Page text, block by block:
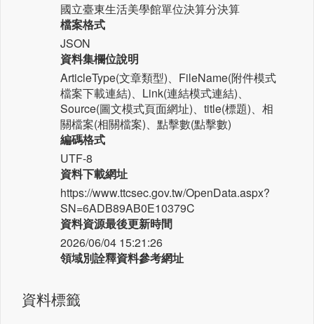
國立臺東生活美學館單位決算分決算
檔案格式
JSON
資料集欄位說明
ArticleType(文章類型)、FileName(附件模式
檔案下載連結)、Link(連結模式連結)、
Source(圖文模式頁面網址)、title(標題)、相
關檔案(相關檔案)、點擊數(點擊數)
編碼格式
UTF-8
資料下載網址
https://www.ttcsec.gov.tw/OpenData.aspx?
SN=6ADB89AB0E10379C
資料資源最後更新時間
2026/06/04 15:21:26
領域別詮釋資料參考網址
資料標籤